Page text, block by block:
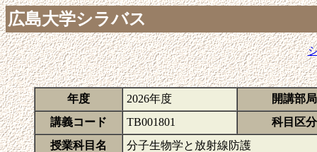
広島大学シラバス
年度 2026年度
開講部局
講義コード
TB001801
科目区分
授業科目名
分子生物学と放射線防護